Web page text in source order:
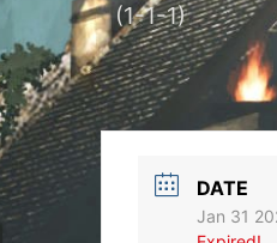
(1-1-1)
DATE
Jan 31